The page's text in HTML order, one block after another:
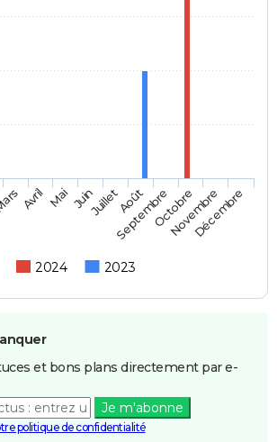
2024 2023
Avril Mai JuinJuilletAoût
SeptembreOctobre
Novembre
Décembre
et bons plans directement par e-
Je m'abonne
politique de confidentialité